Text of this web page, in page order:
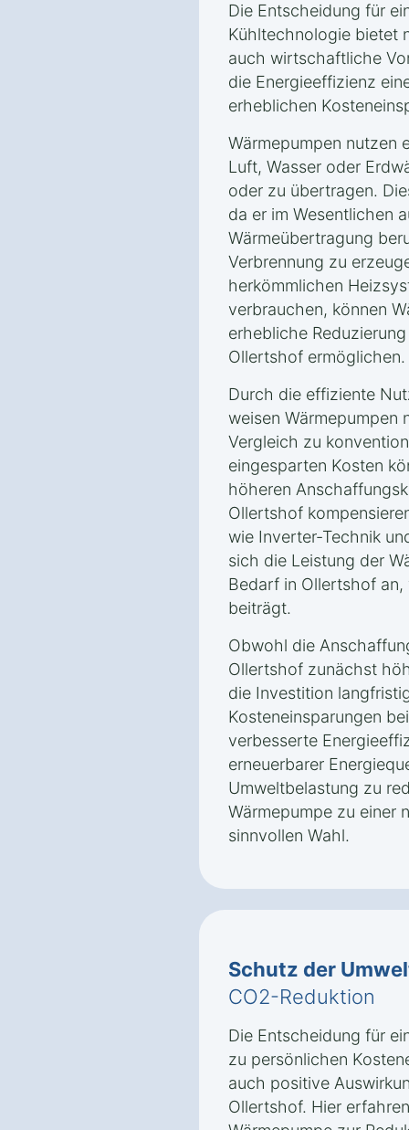
Die Entscheidung für
Kühltechnologie bietet
auch wirtschaftliche
die Energieeffizienz
erheblichen
Wärmepumpen nutzen
Luft, Wasser oder
oder zu übertragen.
da er im Wesentlichen
Wärmeübertragung
Verbrennung zu
herkömmlichen
verbrauchen, können
erhebliche
Ollertshof ermöglichen.
Durch die effiziente
weisen Wärmepumpen
Vergleich zu
eingesparten Kosten
höheren
Ollertshof
wie Inverter-Technik
sich die Leistung der
Bedarf in Ollertshof
beiträgt.
Obwohl die
Ollertshof zunächst
die Investition
Kosteneinsparungen
verbesserte
erneuerbarer
Umweltbelastung zu
Wärmepumpe zu einer
sinnvollen Wahl.
Schutz der
CO2-Reduktion
Die Entscheidung für
zu persönlichen
auch positive
Ollertshof. Hier